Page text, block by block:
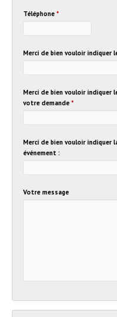
Téléphone *
Merci de bien vouloir indiquer
Merci de bien vouloir indiquer
votre demande *
Merci de bien vouloir indiquer
événement :
Votre message